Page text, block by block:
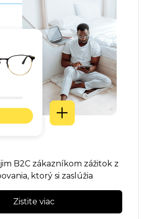
B2C zákazníkom zážitok z
ktorý si zaslúžia
Zistite viac